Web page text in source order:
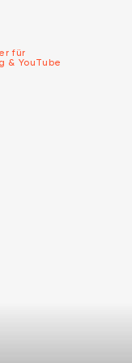
für
& YouTube